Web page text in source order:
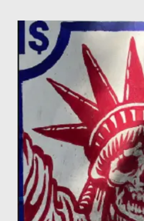
Προβολή
μεγαλύτερης
εικόνας